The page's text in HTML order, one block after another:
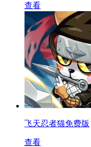
查看
飞天忍者猫免费版
查看